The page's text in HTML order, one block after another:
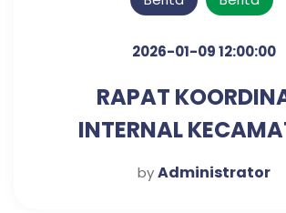
2026-01-09 12:00:00
RAPAT
INTERNAL
KRATON UNTUK
byAdministrator